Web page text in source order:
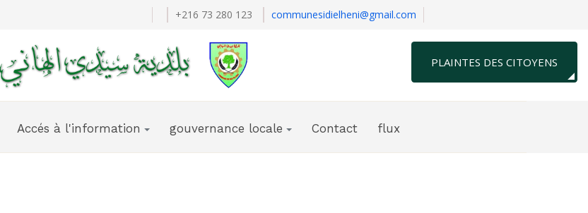
+216 73 280 123 communesidielheni@gmail.com
PLAINTES DES CITOYENS
Accés à l'information gouvernance locale Contact flux